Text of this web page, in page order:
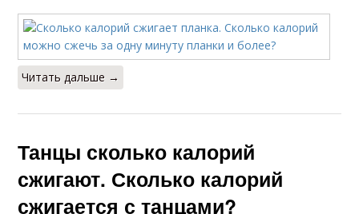
Читать дальше →
Танцы сколько калорий
сжигают. Сколько калорий
сжигается с танцами?